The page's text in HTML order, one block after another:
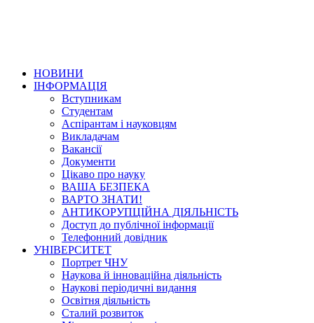
НОВИНИ
ІНФОРМАЦІЯ
Вступникам
Студентам
Аспірантам і науковцям
Викладачам
Вакансії
Документи
Цікаво про науку
ВАША БЕЗПЕКА
ВАРТО ЗНАТИ!
АНТИКОРУПЦІЙНА ДІЯЛЬНІСТЬ
Доступ до публічної інформації
Телефонний довідник
УНІВЕРСИТЕТ
Портрет ЧНУ
Наукова й інноваційна діяльність
Наукові періодичні видання
Освітня діяльність
Сталий розвиток